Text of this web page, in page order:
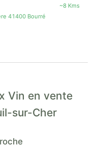
~8 Kms
41400 Bourré
Vin en vente
sur-Cher